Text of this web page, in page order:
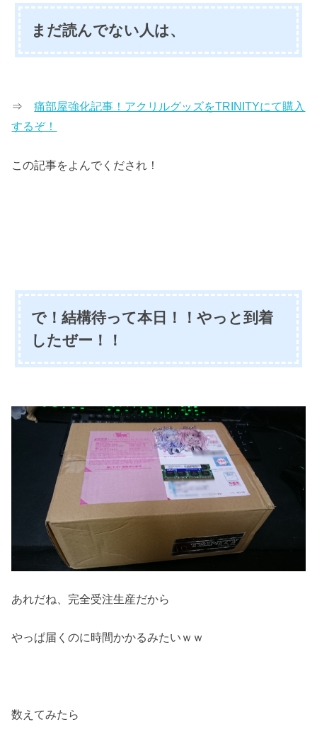
まだ読んでない人は、
⇒痛部屋強化記事！アクリルグッズをTRINITYにて購入
するぞ！
この記事をよんでくだされ！
で！結構待って本日！！やっと到着
したぜー！！
あれだね、完全受注生産だから
やっぱ届くのに時間かかるみたいｗｗ
数えてみたら